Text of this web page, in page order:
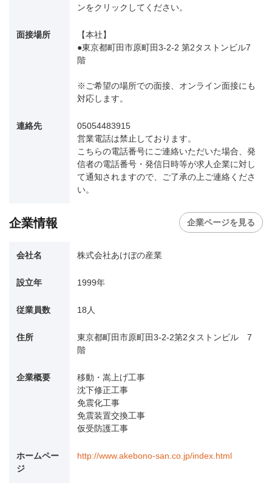
ンをクリックしてください。
面接場所
【本社】
●東京都町田市原町田3-2-2 第2タストンビル7
階
※ご希望の場所での面接、オンライン面接にも
対応します。
連絡先
05054483915
営業電話は禁止しております。
こちらの電話番号にご連絡いただいた場合、発
信者の電話番号・発信日時等が求人企業に対し
て通知されますので、ご了承の上ご連絡くださ
い。
企業情報 企業ページを見る
会社名 株式会社あけぼの産業
設立年 1999年
従業員数 18人
住所
東京都町田市原町田3-2-2第2タストンビル 7
階
企業概要
移動・嵩上げ工事
沈下修正工事
免震化工事
免震装置交換工事
仮受防護工事
ホームペー
ジ
http://www.akebono-san.co.jp/index.html